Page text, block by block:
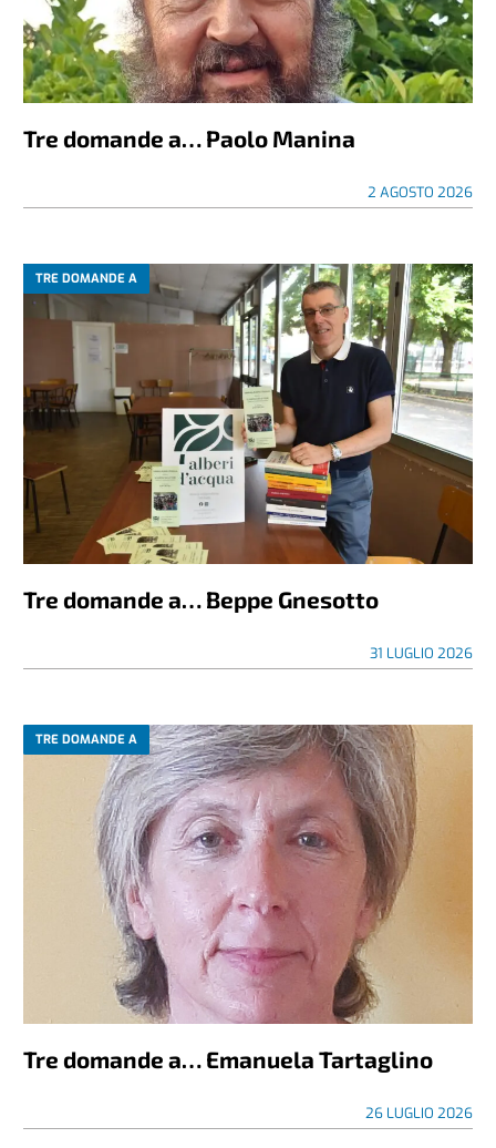
Tre domande a… Paolo Manina
2 AGOSTO 2026
TRE DOMANDE A
Tre domande a… Beppe Gnesotto
31 LUGLIO 2026
TRE DOMANDE A
Tre domande a… Emanuela Tartaglino
26 LUGLIO 2026